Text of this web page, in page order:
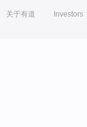
关于有道 Investors